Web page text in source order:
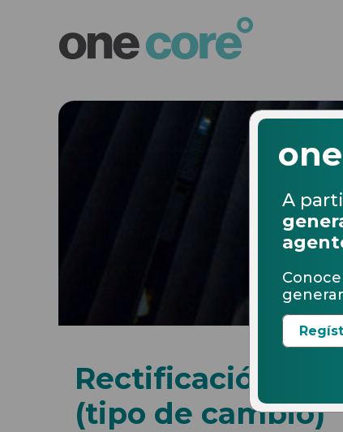
Rectificación de
(tipo de cambio)
A